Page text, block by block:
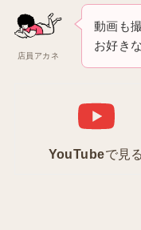
店員アカネ
動画も
お好き
YouTubeで見る